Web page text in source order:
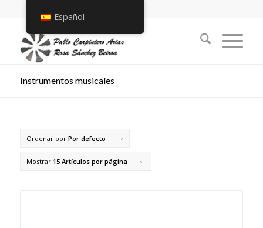
Instrumentos musicales
Ordenar por Por defecto
Mostrar 15 Artículos por página
Español